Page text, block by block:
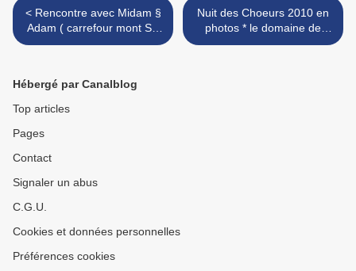
< Rencontre avec Midam §
Adam ( carrefour mont ST
jean )
Nuit des Choeurs 2010 en
photos * le domaine de
Bois-Seigneur-Isaac à
Hébergé par Canalblog
Top articles
Pages
Contact
Signaler un abus
C.G.U.
Cookies et données personnelles
Préférences cookies